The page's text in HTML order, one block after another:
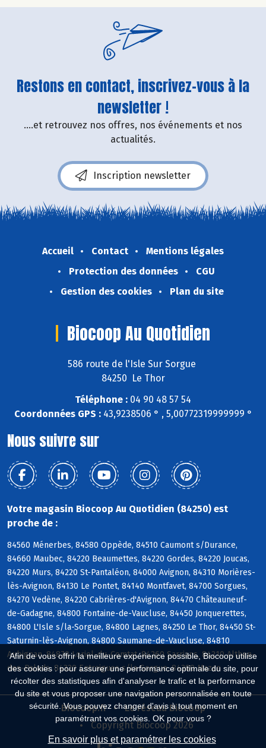
Afin de vous offrir la meilleure expérience possible, Biocoop utilise
des cookies : pour assurer une performance optimale du site, pour
récolter des statistiques afin d'analyser le trafic et la performance
du site et vous proposer une navigation personnalisée en toute
sécurité. Vous pouvez changer d'avis à tout moment en
paramétrant vos cookies. OK pour vous ?
En savoir plus et paramétrer les cookies
Restons en contact, inscrivez-vous à la
newsletter !
....et retrouvez nos offres, nos événements et nos
actualités.
Inscription newsletter
Accueil Contact
Mentions légales
Protection des données
CGU
Gestion des cookies
Plan du site
Biocoop Au Quotidien
586 route de l'Isle Sur Sorgue
84250 Le Thor
Téléphone : 04 90 48 57 54
Coordonnées GPS :43,9238506 ° , 5,00772319999999 °
Nous suivre sur
Votre magasin Biocoop Au Quotidien (84250) est
proche de :
84560 Ménerbes, 84580 Oppède, 84510 Caumont s/Durance,
84660 Maubec, 84220 Beaumettes, 84220 Gordes, 84220 Joucas,
84220 Murs, 84220 St-Pantaléon, 84000 Avignon, 84310 Morières-
lès-Avignon, 84130 Le Pontet, 84140 Montfavet, 84700 Sorgues,
84270 Vedène, 84220 Cabrières-d'Avignon, 84470 Châteauneuf-
de-Gadagne, 84800 Fontaine-de-Vaucluse, 84450 Jonquerettes,
84800 L'Isle s/la-Sorgue, 84800 Lagnes, 84250 Le Thor, 84450 St-
Saturnin-lès-Avignon, 84800 Saumane-de-Vaucluse, 84810
Aubignan, 84870 Loriol-du-Comtat, 84260 Sarrians, 84210 Althen-
des-Paluds, 84320 Entraigues s/la-Sorgue, 84380 Mazan
Biocoop.fr
Le réseau Biocoop
Copyright Biocoop 2026